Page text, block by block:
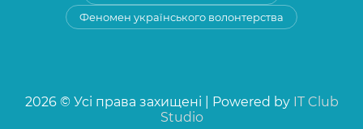
Феномен українського волонтерства
2026 © Усі права захищені | Powered by IT Club
Studio